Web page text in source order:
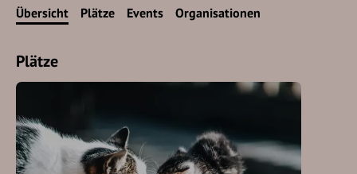
Übersicht Plätze Events Organisationen
Plätze